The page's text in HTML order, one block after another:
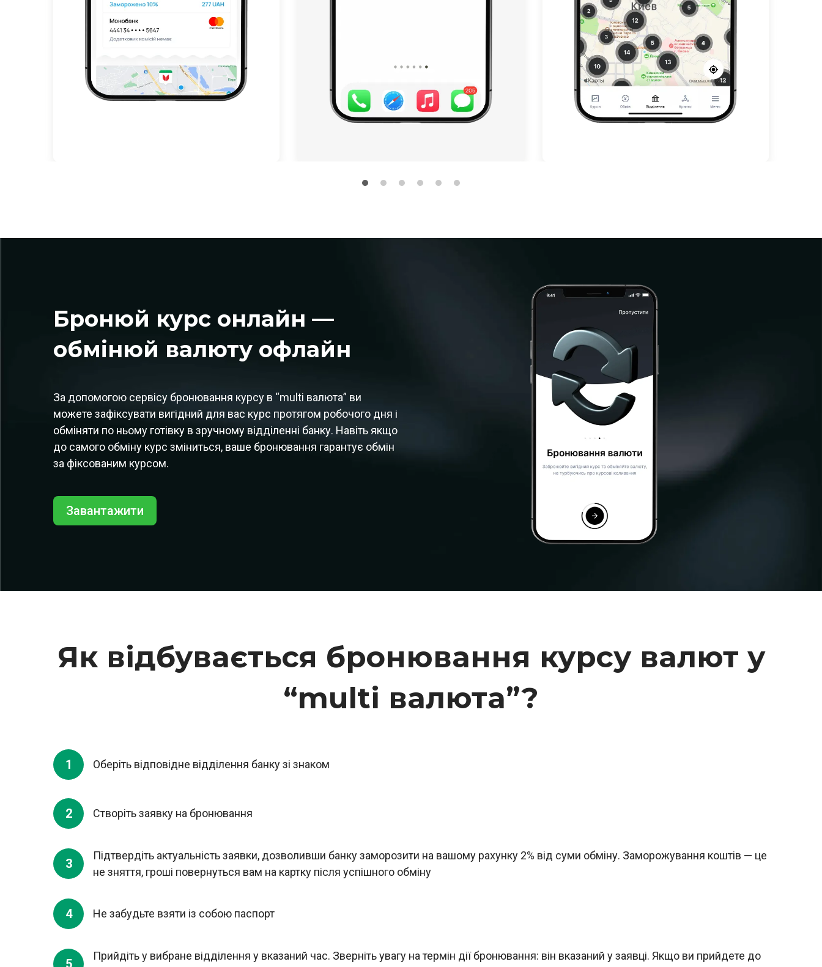
Бронюй курс онлайн —
обмінюй валюту офлайн
За допомогою сервісу бронювання курсу в “multi валюта” ви
можете зафіксувати вигідний для вас курс протягом робочого дня і
обміняти по ньому готівку в зручному відділенні банку. Навіть якщо
до самого обміну курс зміниться, ваше бронювання гарантує обмін
за фіксованим курсом.
Завантажити
Як відбувається бронювання курсу валют у
“multi валюта”?
1 Оберіть відповідне відділення банку зі знаком
2 Створіть заявку на бронювання
3
Підтвердіть актуальність заявки, дозволивши банку заморозити на вашому рахунку 2% від суми обміну. Заморожування коштів — це
не зняття, гроші повернуться вам на картку після успішного обміну
4 Не забудьте взяти із собою паспорт
5
Прийдіть у вибране відділення у вказаний час. Зверніть увагу на термін дії бронювання: він вказаний у заявці. Якщо ви прийдете до